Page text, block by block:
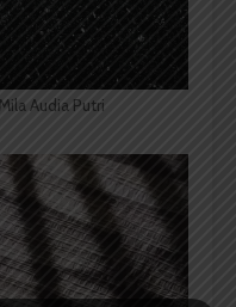
Audia Putri